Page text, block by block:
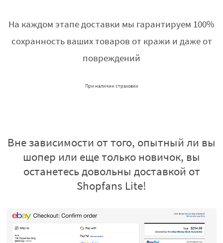
На каждом этапе доставки мы гарантируем 100%
сохранность ваших товаров от кражи и даже от
повреждений
При наличии страховки
Вне зависимости от того, опытный ли вы
шопер или еще только новичок, вы
останетесь довольны доставкой от
Shopfans Lite!